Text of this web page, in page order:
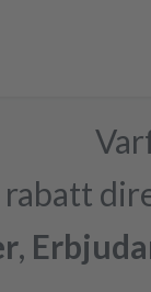
rabatt
,